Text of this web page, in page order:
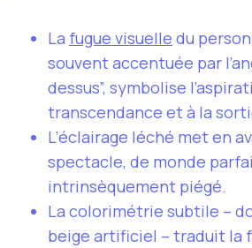
La fugue visuelle du
souvent accentuée par
dessus”, symbolise
transcendance et à la
L’éclairage léché met en
spectacle, de monde
intrinsèquement piégé.
La colorimétrie subtile –
beige artificiel – traduit la